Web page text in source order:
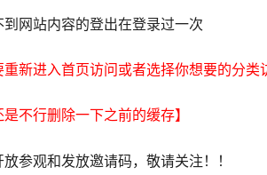
网站内容的登出在登录过一次
新进入首页访问或者选择你想要的分类
是不行删除一下之前的缓存】
参观和发放邀请码，敬请关注！！